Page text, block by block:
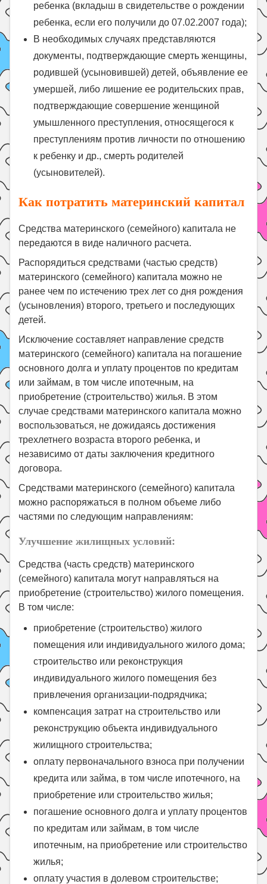
ребенка (вкладыш в свидетельстве о рождении
ребенка, если его получили до 07.02.2007 года);
В необходимых случаях представляются
документы, подтверждающие смерть женщины,
родившей (усыновившей) детей, объявление ее
умершей, либо лишение ее родительских прав,
подтверждающие совершение женщиной
умышленного преступления, относящегося к
преступлениям против личности по отношению
к ребенку и др., смерть родителей
(усыновителей).
Как потратить материнский капитал
Средства материнского (семейного) капитала не
передаются в виде наличного расчета.
Распорядиться средствами (частью средств)
материнского (семейного) капитала можно не
ранее чем по истечению трех лет со дня рождения
(усыновления) второго, третьего и последующих
детей.
Исключение составляет направление средств
материнского (семейного) капитала на погашение
основного долга и уплату процентов по кредитам
или займам, в том числе ипотечным, на
приобретение (строительство) жилья. В этом
случае средствами материнского капитала можно
воспользоваться, не дожидаясь достижения
трехлетнего возраста второго ребенка, и
независимо от даты заключения кредитного
договора.
Средствами материнского (семейного) капитала
можно распоряжаться в полном объеме либо
частями по следующим направлениям:
Улучшение жилищных условий:
Средства (часть средств) материнского
(семейного) капитала могут направляться на
приобретение (строительство) жилого помещения.
В том числе:
приобретение (строительство) жилого
помещения или индивидуального жилого дома;
строительство или реконструкция
индивидуального жилого помещения без
привлечения организации-подрядчика;
компенсация затрат на строительство или
реконструкцию объекта индивидуального
жилищного строительства;
оплату первоначального взноса при получении
кредита или займа, в том числе ипотечного, на
приобретение или строительство жилья;
погашение основного долга и уплату процентов
по кредитам или займам, в том числе
ипотечным, на приобретение или строительство
жилья;
оплату участия в долевом строительстве;